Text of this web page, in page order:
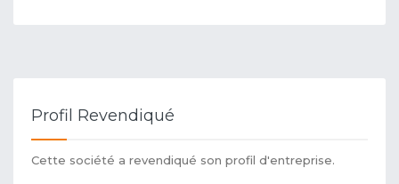
Profil Revendiqué
Cette société a revendiqué son profil d'entreprise.